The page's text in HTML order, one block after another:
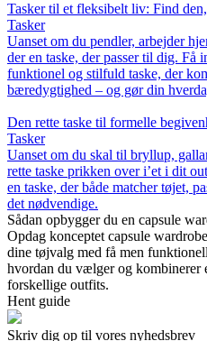
Tasker til et fleksibelt liv: Find
Tasker
Uanset om du pendler, arbejder
der en taske, der passer til dig. Få
funktionel og stilfuld taske, der
bæredygtighed – og gør din
Den rette taske til formelle
Tasker
Uanset om du skal til bryllup,
rette taske prikken over i’et i dit
en taske, der både matcher tøjet,
det nødvendige.
Sådan opbygger du en capsule
Opdag konceptet capsule
dine tøjvalg med få men
hvordan du vælger og kombinerer
forskellige outfits.
Hent guide
Skriv dig op til vores nyhedsbrev